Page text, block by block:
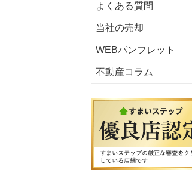
よくある質問
当社の売却
WEBパンフレット
不動産コラム